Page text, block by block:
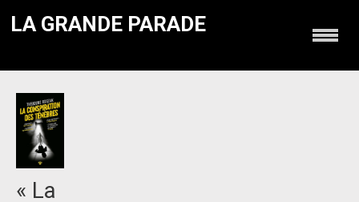
LA GRANDE PARADE
« La